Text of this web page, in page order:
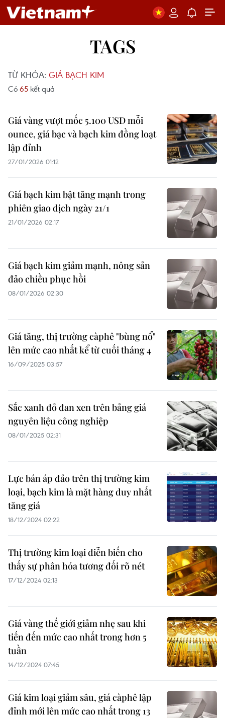
TAGS
TỪ KHÓA: GIÁ BẠCH KIM
Có 65 kết quả
Giá vàng vượt mốc 5.100 USD mỗi
ounce, giá bạc và bạch kim đồng loạt
lập đỉnh
27/01/2026 01:12
Giá bạch kim bật tăng mạnh trong
phiên giao dịch ngày 21/1
21/01/2026 02:17
Giá bạch kim giảm mạnh, nông sản
đảo chiều phục hồi
08/01/2026 02:30
Giá tăng, thị trường càphê "bùng nổ"
lên mức cao nhất kể từ cuối tháng 4
16/09/2025 03:57
Sắc xanh đỏ đan xen trên bảng giá
nguyên liệu công nghiệp
08/01/2025 02:31
Lực bán áp đảo trên thị trường kim
loại, bạch kim là mặt hàng duy nhất
tăng giá
18/12/2024 02:22
Thị trường kim loại diễn biến cho
thấy sự phân hóa tương đối rõ nét
17/12/2024 02:13
Giá vàng thế giới giảm nhẹ sau khi
tiến đến mức cao nhất trong hơn 5
tuần
14/12/2024 07:45
Giá kim loại giảm sâu, giá càphê lập
đỉnh mới lên mức cao nhất trong 13